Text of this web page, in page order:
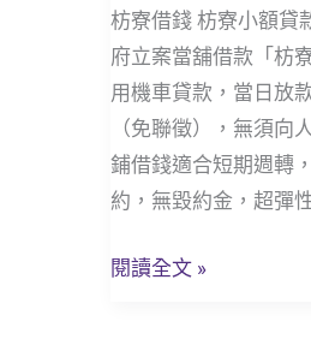
枋寮借錢 枋寮小額貸
府立案當舖借款「枋
用機車貸款，當日放
（免聯徵），無須向
鋪借錢適合短期週轉
約，無毀約金，超彈
最
方
便，
善
用
機
閱讀全文 »